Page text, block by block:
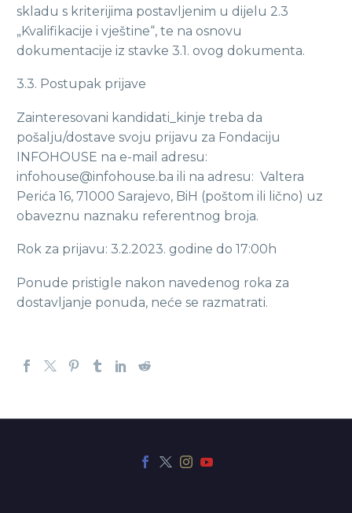
skladu s kriterijima postavljenim u dijelu 2.3
„Kvalifikacije i vještine“, te na osnovu
dokumentacije iz stavke 3.1. ovog dokumenta.
3.3. Postupak prijave
Zainteresovani kandidati_kinje treba da
pošalju/dostave svoju prijavu za Fondaciju
INFOHOUSE na e-mail adresu:
infohouse@infohouse.ba ili na adresu: Valtera
Perića 16, 71000 Sarajevo, BiH (poštom ili lično) uz
obaveznu naznaku referentnog broja.
Rok za prijavu: 3.2.2023. godine do 17:00h
Ponude pristigle nakon navedenog roka za
dostavljanje ponuda, neće se razmatrati.